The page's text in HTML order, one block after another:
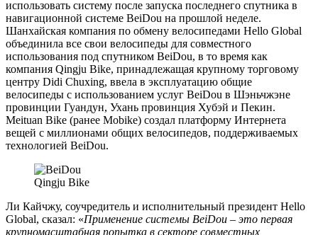
использовать систему после запуска последнего спутника в
навигационной системе BeiDou на прошлой неделе.
Шанхайская компания по обмену велосипедами Hello Global
объединила все свои велосипеды для совместного
использования под спутником BeiDou, в то время как
компания Qingju Bike, принадлежащая крупному торговому
центру Didi Chuxing, ввела в эксплуатацию общие
велосипеды с использованием услуг BeiDou в Шэньчжэне
провинции Гуандун, Ухань провинция Хубэй и Пекин.
Meituan Bike (ранее Mobike) создал платформу Интернета
вещей с миллионами общих велосипедов, поддерживаемых
технологией BeiDou.
Qingju Bike
Ли Кайчжу, соучредитель и исполнительный президент Hello
Global, сказал: «Применение системы BeiDou – это первая
крупномасштабная попытка в секторе совместных